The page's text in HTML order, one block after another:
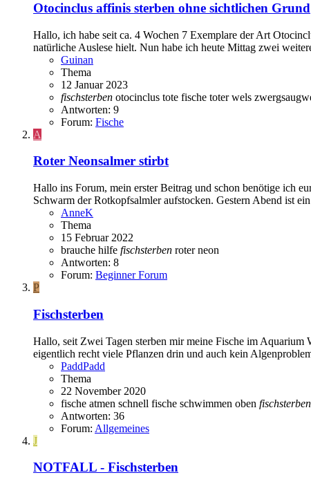
Otocinclus affinis sterben ohne sichtlichen Grund
Hallo, ich habe seit ca. 4 Wochen 7 Exemplare der Art
natürliche Auslese hielt. Nun habe ich heute Mittag zwei
Guinan
Thema
12 Januar 2023
fischsterben otocinclus tote fische toter wels
Antworten: 9
Forum: Fische
A
Roter Neonsalmer stirbt
Hallo ins Forum, mein erster Beitrag und schon benötige ich
Schwarm der Rotkopfsalmler aufstocken. Gestern Abend ist
AnneK
Thema
15 Februar 2022
brauche hilfe fischsterben roter neon
Antworten: 8
Forum: Beginner Forum
P
Fischsterben
Hallo, seit Zwei Tagen sterben mir meine Fische im Aquarium
eigentlich recht viele Pflanzen drin und auch kein
PaddPadd
Thema
22 November 2020
fische atmen schnell fische schwimmen oben fischsterben
Antworten: 36
Forum: Allgemeines
J
NOTFALL - Fischsterben